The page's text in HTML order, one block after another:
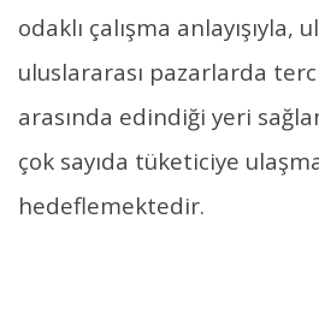
odaklı çalışma anlayışıyla,
uluslararası pazarlarda
arasında edindiği yeri
çok sayıda tüketiciye
hedeflemektedir.